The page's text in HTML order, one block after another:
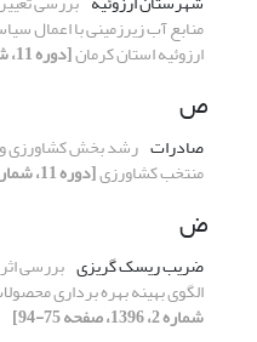
منابع آب زیرزمینی با
ارزوئیه استان کرمان[دوره 11، شماره 3، 1396، صفحه 111-129]
ص
صادرات رشد بخش کشاورزی و
منتخب کشاورزی[دوره 11، شماره 4، 1396، صفحه 127-141]
ض
ضریب ریسک گریزی بررسی
الگوی بهینه بهره برداری
شماره 2، 1396، صفحه 75-94]